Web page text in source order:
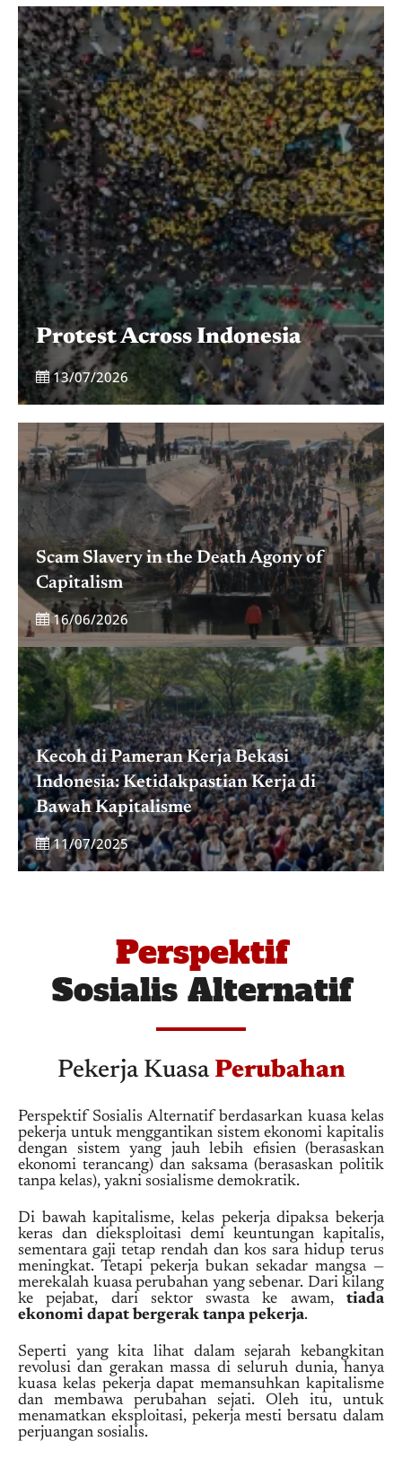
Protest Across Indonesia
13/07/2026
Scam Slavery in the Death Agony of
Capitalism
16/06/2026
Kecoh di Pameran Kerja Bekasi
Indonesia: Ketidakpastian Kerja di
Bawah Kapitalisme
11/07/2025
Perspektif
Sosialis Alternatif
Pekerja Kuasa Perubahan
Perspektif Sosialis Alternatif berdasarkan kuasa kelas
pekerja untuk menggantikan sistem ekonomi kapitalis
dengan sistem yang jauh lebih efisien (berasaskan
ekonomi terancang) dan saksama (berasaskan politik
tanpa kelas), yakni sosialisme demokratik.
Di bawah kapitalisme, kelas pekerja dipaksa bekerja
keras dan dieksploitasi demi keuntungan kapitalis,
sementara gaji tetap rendah dan kos sara hidup terus
meningkat. Tetapi pekerja bukan sekadar mangsa —
merekalah kuasa perubahan yang sebenar. Dari kilang
ke pejabat, dari sektor swasta ke awam, tiada
ekonomi dapat bergerak tanpa pekerja.
Seperti yang kita lihat dalam sejarah kebangkitan
revolusi dan gerakan massa di seluruh dunia, hanya
kuasa kelas pekerja dapat memansuhkan kapitalisme
dan membawa perubahan sejati. Oleh itu, untuk
menamatkan eksploitasi, pekerja mesti bersatu dalam
perjuangan sosialis.